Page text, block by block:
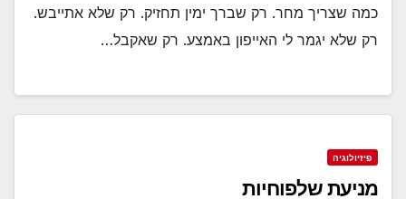
כמה שצריך מחר. רק שברך ימין תחזיק. רק שלא אתייבש.
רק שלא יגמר לי האייפון באמצע. רק שאקבל…
פיזיולוגיה
מניעת שלפוחיות